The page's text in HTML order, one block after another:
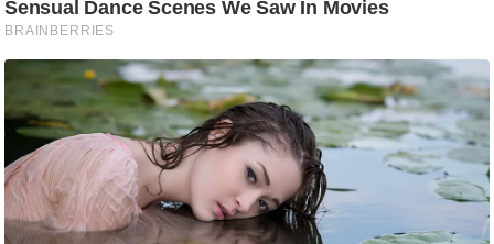
.
प
र
स
मी
क्षा